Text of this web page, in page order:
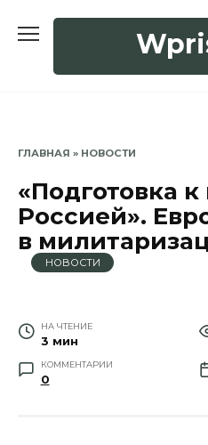
ГЛАВНАЯ » НОВОСТИ
«Подготовка к
Россией».
в
НОВОСТИ
НА ЧТЕНИЕ
3 мин
КОММЕНТАРИИ
0